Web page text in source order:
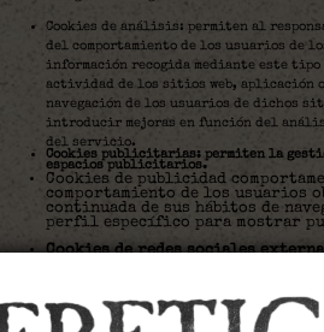
Cookies de análisis: permiten al
del comportamiento de los usuarios de
información recogida mediante este
actividad de los sitios web, aplicación
navegación de los usuarios de dichos
introducir mejoras en función del
del servicio.
Cookies publicitarias: permiten la
espacios publicitarios.
Cookies de publicidad
comportamiento de los usuarios
continuada de sus hábitos de
perfil específico para mostrar
Cookies de redes sociales
puedan interactuar con el
(facebook, youtube, twitter,
para los usuarios de dichas
utilización de estas cookies y la
política de privacidad de la